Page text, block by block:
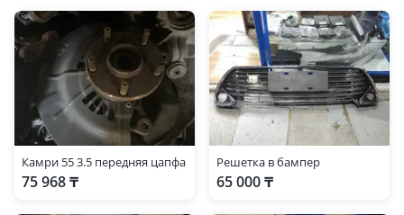
Камри 55 3.5 передняя цапфа
75 968 ₸
Решетка в бампер
65 000 ₸